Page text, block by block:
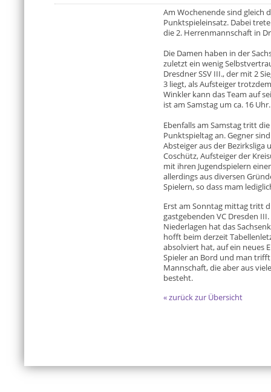
Am Wochenende sind gleich
Punktspieleinsatz. Dabei
die 2. Herrenmannschaft in
Die Damen haben in der
zuletzt ein wenig
Dresdner SSV III., der mit 2
3 liegt, als Aufsteiger
Winkler kann das Team auf
ist am Samstag um ca. 16 Uhr.
Ebenfalls am Samstag tritt
Punktspieltag an. Gegner
Absteiger aus der Bezirksliga
Coschütz, Aufsteiger der
mit ihren Jugendspielern
allerdings aus diversen
Spielern, so dass mam
Erst am Sonntag mittag tritt
gastgebenden VC Dresden
Niederlagen hat das
hofft beim derzeit
absolviert hat, auf ein neues
Spieler an Bord und man
Mannschaft, die aber aus
besteht.
« zurück zur Übersicht